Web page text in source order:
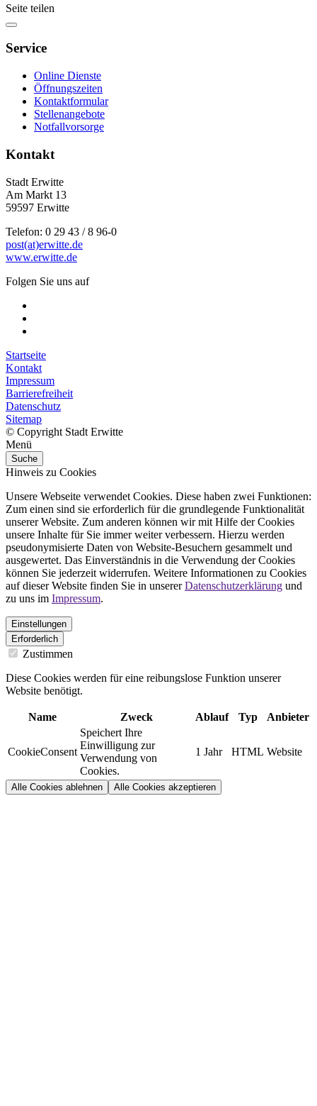
Seite teilen
Service
Online Dienste
Öffnungszeiten
Kontaktformular
Stellenangebote
Notfallvorsorge
Kontakt
Stadt Erwitte
Am Markt 13
59597 Erwitte
Telefon: 0 29 43 / 8 96-0
post(at)erwitte.de
www.erwitte.de
Folgen Sie uns auf
Startseite
Kontakt
Impressum
Barrierefreiheit
Datenschutz
Sitemap
© Copyright Stadt Erwitte
Menü
Suche
Hinweis zu Cookies
Unsere Webseite verwendet Cookies. Diese haben zwei Funktionen:
Zum einen sind sie erforderlich für die grundlegende Funktionalität
unserer Website. Zum anderen können wir mit Hilfe der Cookies
unsere Inhalte für Sie immer weiter verbessern. Hierzu werden
pseudonymisierte Daten von Website-Besuchern gesammelt und
ausgewertet. Das Einverständnis in die Verwendung der Cookies
können Sie jederzeit widerrufen. Weitere Informationen zu Cookies
auf dieser Website finden Sie in unsererDatenschutzerklärung und
zu uns im Impressum.
Einstellungen
Erforderlich
Zustimmen
Diese Cookies werden für eine reibungslose Funktion unserer
Website benötigt.
Name Zweck Ablauf Typ Anbieter
CookieConsent
Speichert Ihre
Einwilligung zur
Verwendung von
Cookies.
1 Jahr HTML Website
Alle Cookies ablehnen Alle Cookies akzeptieren